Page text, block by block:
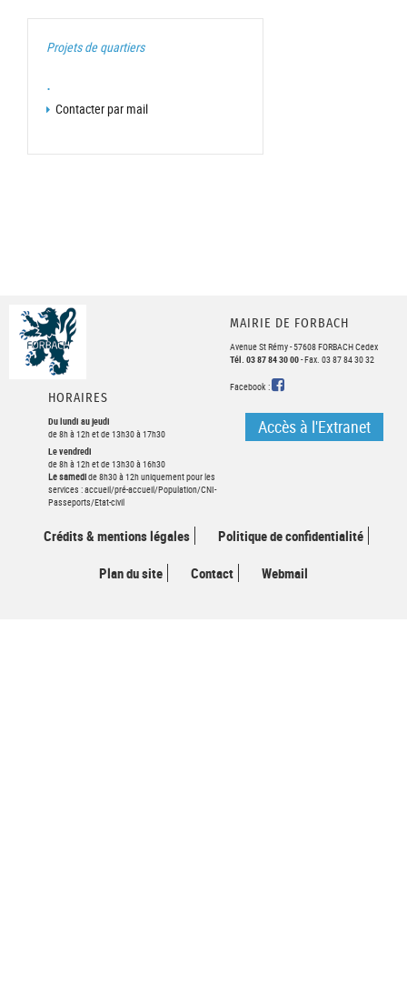
Projets de quartiers
.
Contacter par mail
MAIRIE DE FORBACH
Avenue St Rémy - 57608 FORBACH Cedex
Tél. 03 87 84 30 00- Fax. 03 87 84 30 32
Facebook : FACEBOOK
Accès à l'Extranet
HORAIRES
Du lundi au jeudi
de 8h à 12h et de 13h30 à 17h30
Le vendredi
de 8h à 12h et de 13h30 à 16h30
Le samedide 8h30 à 12h uniquement pour les
services : accueil/pré-accueil/Population/CNI-
Passeports/Etat-civil
Crédits & mentions légales Politique de confidentialité
Plan du site Contact Webmail